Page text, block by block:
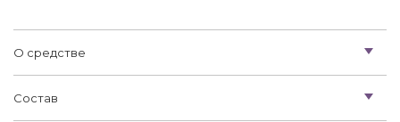
О средстве
Состав